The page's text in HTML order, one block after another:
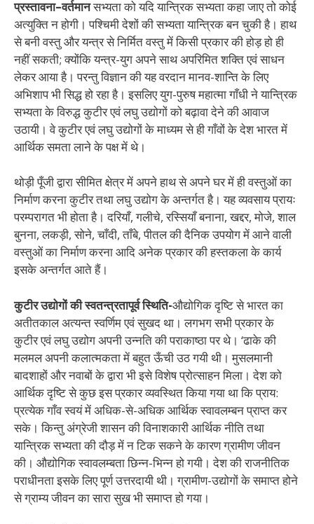
प्रस्तावना–वर्तमानसभ्यता को यदि यान्त्रिक सभ्यता कहा जाए तो कोई
अत्युक्ति न होगी। पश्चिमी देशों की सभ्यता यान्त्रिक बन चुकी है। हाथ
से बनी वस्तु और यन्त्र से निर्मित वस्तु में किसी प्रकार की होड़ हो ही
नहीं सकती; क्योंकि यन्त्र-युग अपने साथ अपरिमित शक्ति एवं साधन
लेकर आया है। परन्तु विज्ञान की यह वरदान मानव-शान्ति के लिए
अभिशाप भी सिद्ध हो रहा है। इसलिए युग-पुरुष महात्मा गाँधी ने यान्त्रिक
सभ्यता के विरुद्ध कुटीर एवं लघु उद्योगों को बढ़ावा देने की आवाज
उठायी। वे कुटीर एवं लघु उद्योगों के माध्यम से ही गाँवों के देश भारत में
आर्थिक समता लाने के पक्ष में थे।
थोड़ी पूँजी द्वारा सीमित क्षेत्र में अपने हाथ से अपने घर में ही वस्तुओं का
निर्माण करना कुटीर तथा लघु उद्योग के अन्तर्गत है। यह व्यवसाय प्रायः
परम्परागत भी होता है। दरियाँ, गलीचे, रस्सियाँ बनाना, खद्दर, मोजे, शाल
बुनना, लकड़ी, सोने, चाँदी, ताँबे, पीतल की दैनिक उपयोग में आने वाली
वस्तुओं का निर्माण करना आदि अनेक प्रकार की हस्तकला के कार्य
इसके अन्तर्गत आते हैं।
कुटीर उद्योगों की स्वतन्त्रतापूर्व स्थिति-औद्योगिक दृष्टि से भारत का
अतीतकाल अत्यन्त स्वर्णिम एवं सुखद था। लगभग सभी प्रकार के
कुटीर एवं लघु उद्योग अपनी उन्नति की पराकाष्ठा पर थे। ‘ढाके की
मलमल अपनी कलात्मकता में बहुत ऊँची उठ गयी थी। मुसलमानी
बादशाहों और नवाबों के द्वारा भी इसे विशेष प्रोत्साहन मिला। देश को
आर्थिक दृष्टि से कुछ इस प्रकार व्यवस्थित किया गया था कि प्राय:
प्रत्येक गाँव स्वयं में अधिक-से-अधिक आर्थिक स्वावलम्बन प्राप्त कर
सके। किन्तु अंग्रेजी शासन की विनाशकारी आर्थिक नीति तथा
यान्त्रिक सभ्यता की दौड़ में न टिक सकने के कारण ग्रामीण जीवन
की। औद्योगिक स्वावलम्बता छिन्न-भिन्न हो गयी। देश की राजनीतिक
पराधीनता इसके लिए पूर्ण उत्तरदायी थी। ग्रामीण-उद्योगों के समाप्त होने
से ग्राम्य जीवन का सारा सुख भी समाप्त हो गया।